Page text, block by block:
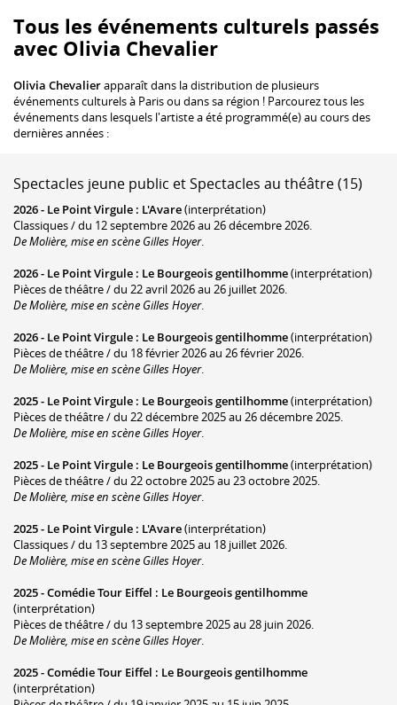
Tous les événements culturels passés
avec Olivia Chevalier
Olivia Chevalierapparaît dans la distribution de plusieurs
événements culturels à Paris ou dans sa région ! Parcourez tous les
événements dans lesquels l'artiste a été programmé(e) au cours des
dernières années :
Spectacles jeune public et Spectacles au théâtre (15)
2026 - Le Point Virgule : L'Avare(interprétation)
Classiques / du 12 septembre 2026 au 26 décembre 2026.
De Molière, mise en scène Gilles Hoyer.
2026 - Le Point Virgule : Le Bourgeois gentilhomme(interprétation)
Pièces de théâtre / du 22 avril 2026 au 26 juillet 2026.
De Molière, mise en scène Gilles Hoyer.
2026 - Le Point Virgule : Le Bourgeois gentilhomme(interprétation)
Pièces de théâtre / du 18 février 2026 au 26 février 2026.
De Molière, mise en scène Gilles Hoyer.
2025 - Le Point Virgule : Le Bourgeois gentilhomme(interprétation)
Pièces de théâtre / du 22 décembre 2025 au 26 décembre 2025.
De Molière, mise en scène Gilles Hoyer.
2025 - Le Point Virgule : Le Bourgeois gentilhomme(interprétation)
Pièces de théâtre / du 22 octobre 2025 au 23 octobre 2025.
De Molière, mise en scène Gilles Hoyer.
2025 - Le Point Virgule : L'Avare(interprétation)
Classiques / du 13 septembre 2025 au 18 juillet 2026.
De Molière, mise en scène Gilles Hoyer.
2025 -Comédie Tour Eiffel : Le Bourgeois gentilhomme
(interprétation)
Pièces de théâtre / du 13 septembre 2025 au 28 juin 2026.
De Molière, mise en scène Gilles Hoyer.
2025 -Comédie Tour Eiffel : Le Bourgeois gentilhomme
(interprétation)